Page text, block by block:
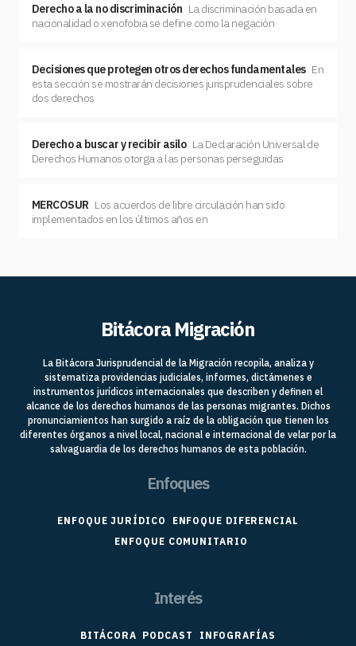
Derecho a la no discriminación La discriminación basada en
nacionalidad o xenofobia se define como la negación
Decisiones que protegen otros derechos fundamentales En
esta sección se mostrarán decisiones jurisprudenciales sobre
dos derechos
Derecho a buscar y recibir asilo La Declaración Universal de
Derechos Humanos otorga a las personas perseguidas
MERCOSUR Los acuerdos de libre circulación han sido
implementados en los últimos años en
Bitácora Migración
La Bitácora Jurisprudencial de la Migración recopila, analiza y
sistematiza providencias judiciales, informes, dictámenes e
instrumentos jurídicos internacionales que describen y definen el
alcance de los derechos humanos de las personas migrantes. Dichos
pronunciamientos han surgido a raíz de la obligación que tienen los
diferentes órganos a nivel local, nacional e internacional de velar por la
salvaguardia de los derechos humanos de esta población.
Enfoques
ENFOQUE JURÍDICO
ENFOQUE DIFERENCIAL
ENFOQUE COMUNITARIO
Interés
BITÁCORA PODCAST INFOGRAFÍAS